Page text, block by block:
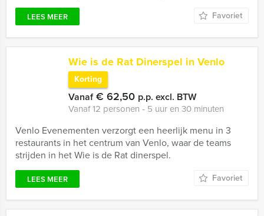
LEES MEER Favoriet
Wie is de Rat Dinerspel in Venlo
Korting
Vanaf€ 62,50 p.p. excl. BTW
Vanaf 12 personen ‐ 5 uur en 30 minuten
Venlo Evenementen verzorgt een heerlijk menu in 3
restaurants in het centrum van Venlo, waar de teams
strijden in het Wie is de Rat dinerspel.
LEES MEER Favoriet